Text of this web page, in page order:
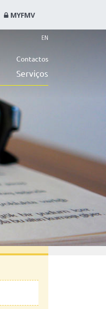
MYFMV
EN
Contactos
Serviços